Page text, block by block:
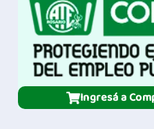
Ingresá a